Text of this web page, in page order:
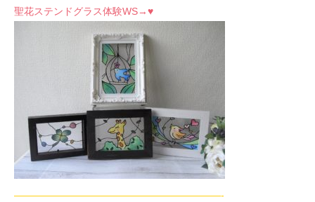
聖花ステンドグラス体験WS→♥
—————————————————————-